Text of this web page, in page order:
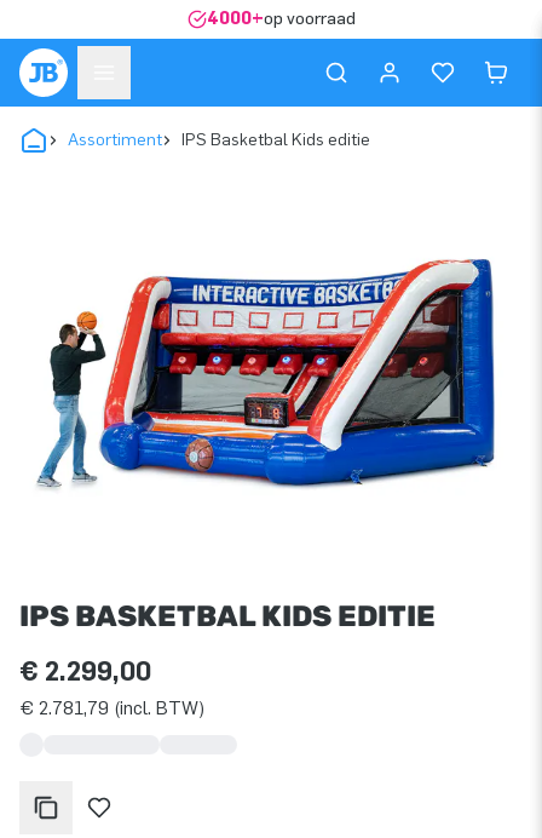
4000+op voorraad
Assortiment IPS Basketbal Kids editie
IPS BASKETBAL KIDS EDITIE
€ 2.299,00
€ 2.781,79 (incl. BTW)